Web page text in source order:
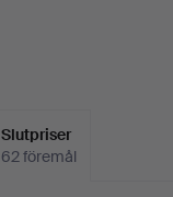
Slutpriser
62 föremål